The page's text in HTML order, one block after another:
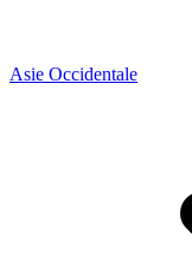
Asie Occidentale